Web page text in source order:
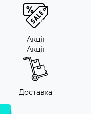
Акції
Акції
Доставка